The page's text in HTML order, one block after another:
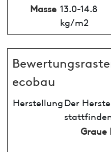
Masse 13.0-14.8
kg/m2
ecobau
HerstellungDer
Graue